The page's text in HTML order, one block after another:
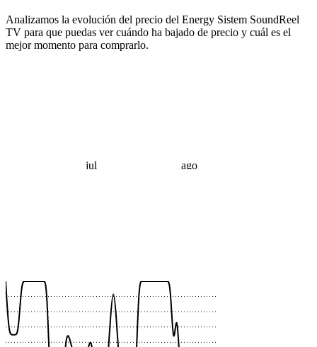
Analizamos la evolución del precio del Energy Sistem SoundReel
TV para que puedas ver cuándo ha bajado de precio y cuál es el
mejor momento para comprarlo.
jul ago